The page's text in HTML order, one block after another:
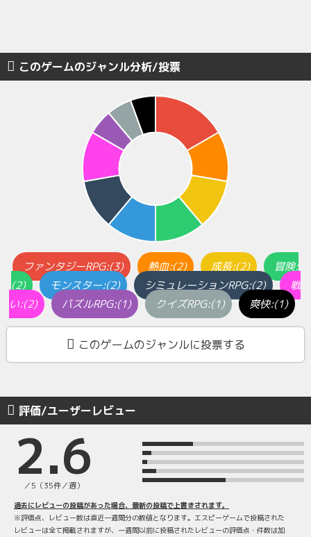
このゲームのジャンル分析/投票
ファンタジーRPG:(3) 熱血:(2) 成長:(2)
冒険:
(2)
モンスター:(2) シミュレーションRPG:(2)
戦
い:(2)
パズルRPG:(1) クイズRPG:(1) 爽快:(1)
このゲームのジャンルに投票する
評価/ユーザーレビュー
2.6
／5（35件／週）
過去にレビューの投稿があった場合、最新の投稿で上書きされます。
※評価点、レビュー数は直近一週間分の数値となります。エスピーゲームで投稿された
レビューは全て掲載されますが、一週間以前に投稿されたレビューの評価点・件数は加